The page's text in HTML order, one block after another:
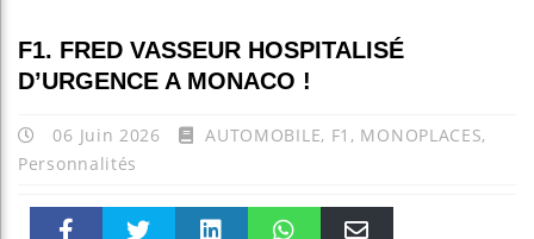
F1. FRED VASSEUR HOSPITALISÉ
D’URGENCE A MONACO !
06 Juin 2026 AUTOMOBILE, F1 , MONOPLACES,
Personnalités